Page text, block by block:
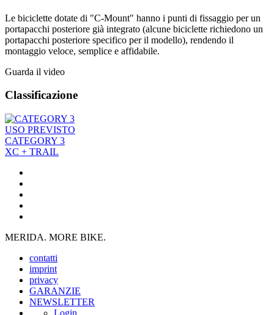
Le biciclette dotate di "C-Mount" hanno i punti di fissaggio per un
portapacchi posteriore già integrato (alcune biciclette richiedono un
portapacchi posteriore specifico per il modello), rendendo il
montaggio veloce, semplice e affidabile.
Guarda il video
Classificazione
USO PREVISTO
CATEGORY 3
XC + TRAIL
MERIDA. MORE BIKE.
contatti
imprint
privacy
GARANZIE
NEWSLETTER
Login